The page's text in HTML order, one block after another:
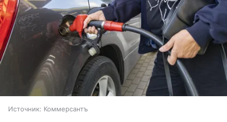
Источник: Коммерсантъ